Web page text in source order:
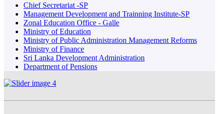
Chief Secretariat -SP
Management Development and Trainning Institute-SP
Zonal Education Office - Galle
Ministry of Education
Ministry of Public Administration Management Reforms
Ministry of Finance
Sri Lanka Development Administration
Department of Pensions